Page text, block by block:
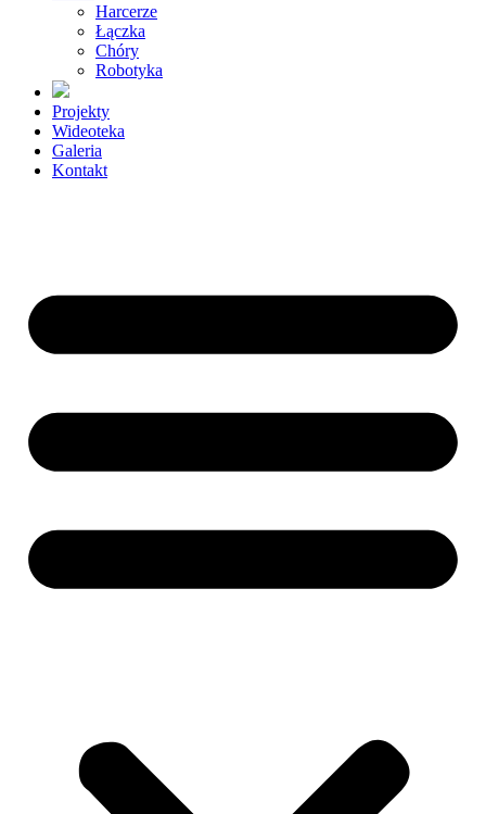
Harcerze
Łączka
Chóry
Robotyka
Projekty
Wideoteka
Galeria
Kontakt